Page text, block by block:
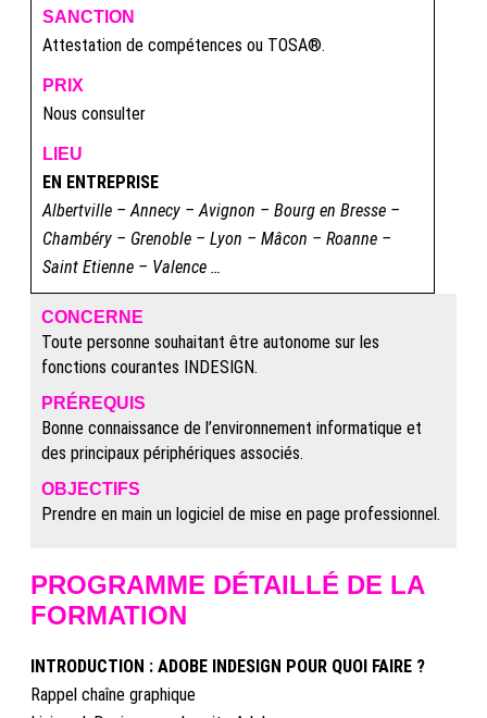
SANCTION
Attestation de compétences ou TOSA®.
PRIX
Nous consulter
LIEU
EN ENTREPRISE
Albertville – Annecy – Avignon – Bourg en Bresse –
Chambéry – Grenoble – Lyon – Mâcon – Roanne –
Saint Etienne – Valence …
CONCERNE
Toute personne souhaitant être autonome sur les
fonctions courantes INDESIGN.
PRÉREQUIS
Bonne connaissance de l’environnement informatique et
des principaux périphériques associés.
OBJECTIFS
Prendre en main un logiciel de mise en page professionnel.
PROGRAMME DÉTAILLÉ DE LA
FORMATION
INTRODUCTION : ADOBE INDESIGN POUR QUOI FAIRE ?
Rappel chaîne graphique